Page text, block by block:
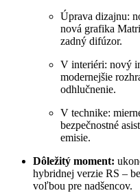
Úprava dizajnu:
nová grafika
zadný difúzor.
V interiéri: nový
modernejšie
odhlučnenie.
V technike:
bezpečnostné
emisie.
Dôležitý moment:
hybridnej verzie RS –
voľbou pre nadšencov.